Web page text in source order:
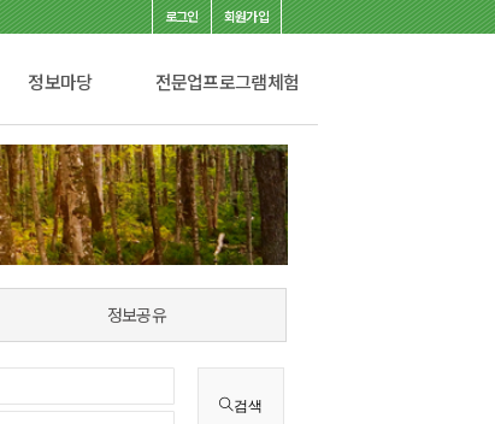
로그인 회원가입
정보마당 전문업프로그램체험
정보공유
검색